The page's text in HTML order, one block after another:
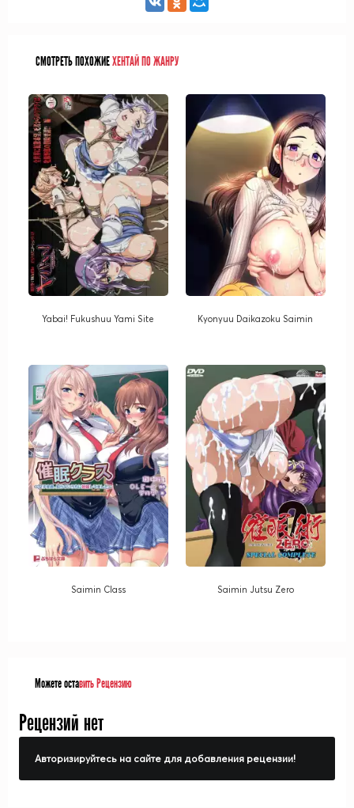
СМОТРЕТЬ ПОХОЖИЕХЕНТАЙ ПО ЖАНРУ
Yabai! Fukushuu Yami Site Kyonyuu Daikazoku Saimin
Saimin Class Saimin Jutsu Zero
Можете оставить Рецензию
Рецензий нет
Авторизируйтесь на сайте для добавления рецензии!